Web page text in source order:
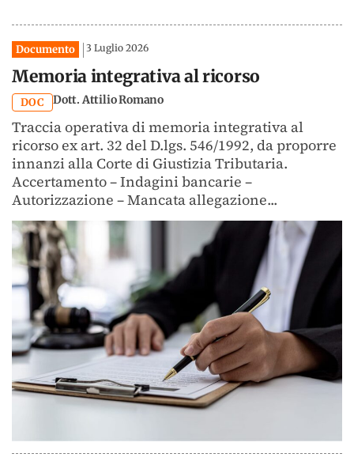
Documento 3 Luglio 2026
Memoria integrativa al ricorso
DOC Dott. Attilio Romano
Traccia operativa di memoria integrativa al
ricorso ex art. 32 del D.lgs. 546/1992, da proporre
innanzi alla Corte di Giustizia Tributaria.
Accertamento – Indagini bancarie –
Autorizzazione – Mancata allegazione...